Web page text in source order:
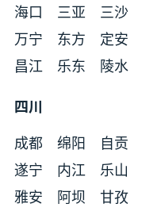
海口
三亚 三沙
万宁
东方 定安
昌江
乐东 陵水
四川
成都
绵阳 自贡
遂宁
内江 乐山
雅安
阿坝 甘孜